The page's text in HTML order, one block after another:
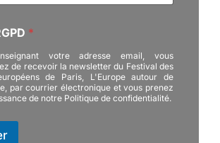
*
votre adresse email, vous
de recevoir la newsletter du Festival des
de Paris, L'Europe autour de
par courrier électronique et vous prenez
de notre Politique de confidentialité.